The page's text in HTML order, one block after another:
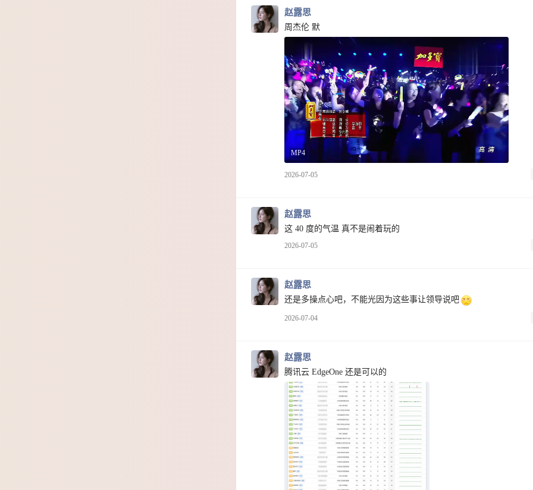
赵露思
周杰伦 默
MP4
2026-07-05
赵露思
这 40 度的气温 真不是闹着玩的
2026-07-05
赵露思
还是多操点心吧，不能光因为这些事让领导说吧
2026-07-04
赵露思
腾讯云 EdgeOne 还是可以的